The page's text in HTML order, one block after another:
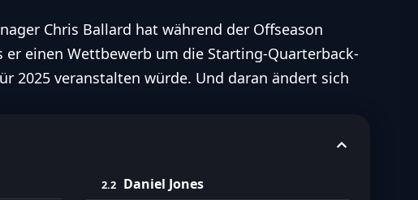
über folgende Themen zu erfahren:
von Anthony Richardson
Chris Ballard hat während der Offseason
einen Wettbewerb um die Starting-Quarterback-
2025 veranstalten würde. Und daran ändert sich
Daniel Jones